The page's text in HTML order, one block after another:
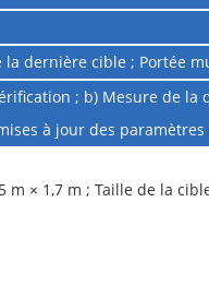
dernière cible ; Portée
; b) Mesure de la
à jour des
× 1,7 m ; Taille de la